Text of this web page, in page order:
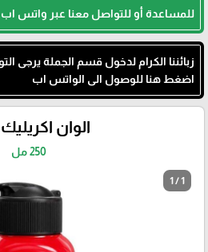
للمساعدة أو للتواصل معنا عبر واتس
زبائننا الكرام لدخول قسم الجملة يرجى
اضغط هنا للوصول الى الواتس اب
الوان
250 مل
1 / 1